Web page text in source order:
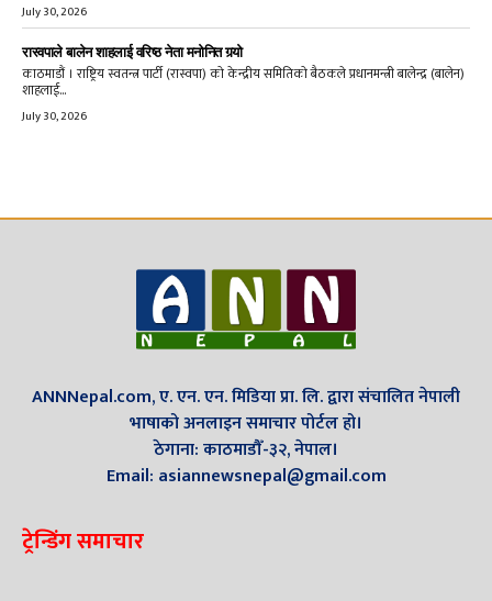
July 30, 2026
रास्वपाले बालेन शाहलाई वरिष्ठ नेता मनोनित गर्‍यो
काठमाडौं । राष्ट्रिय स्वतन्त्र पार्टी (रास्वपा) को केन्द्रीय समितिको बैठकले प्रधानमन्त्री बालेन्द्र (बालेन)
शाहलाई...
July 30, 2026
ANNNepal.com, ए. एन. एन. मिडिया प्रा. लि. द्वारा संचालित नेपाली
भाषाको अनलाइन समाचार पोर्टल हो।
ठेगाना: काठमाडौँ-३२, नेपाल।
Email: asiannewsnepal@gmail.com
ट्रेन्डिंग समाचार